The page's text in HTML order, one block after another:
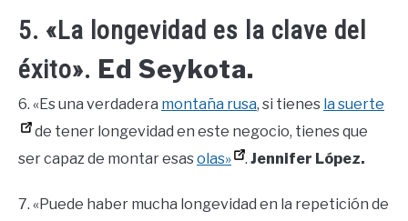
5. «La longevidad es la clave del
éxito». Ed Seykota.
6. «Es una verdadera montaña rusa, si tienes la suerte
de tener longevidad en este negocio, tienes que
ser capaz de montar esasolas» . Jennifer López.
7. «Puede haber mucha longevidad en la repetición de